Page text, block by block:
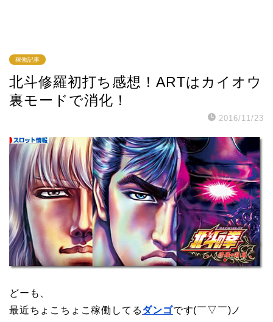
稼働記事
北斗修羅初打ち感想！ARTはカイオウ
裏モードで消化！
2016/11/23
どーも、
最近ちょこちょこ稼働してるダンゴです(￣▽￣)ノ